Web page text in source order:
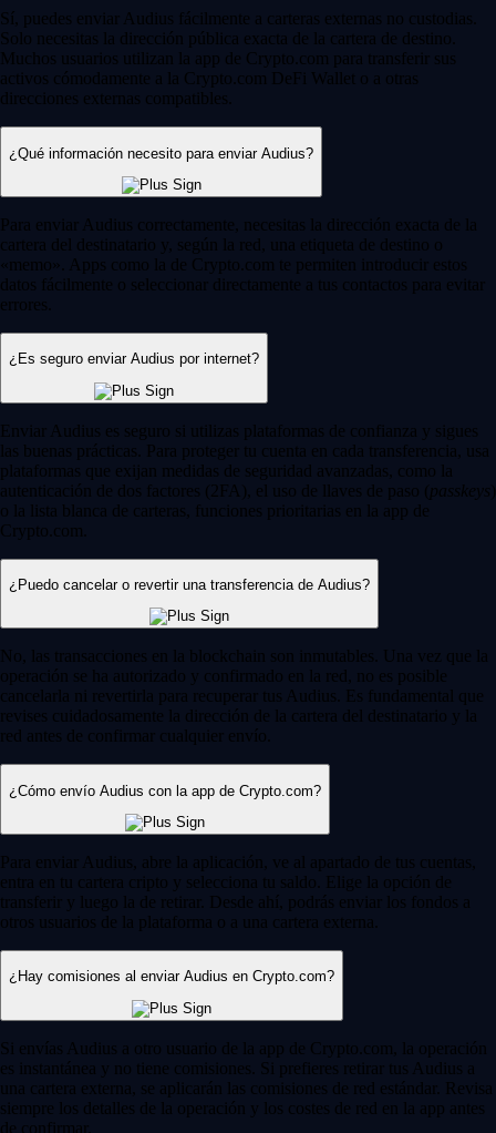
Sí, puedes enviar Audius fácilmente a carteras externas no custodias.
Solo necesitas la dirección pública exacta de la cartera de destino.
Muchos usuarios utilizan la app de Crypto.com para transferir sus
activos cómodamente a la Crypto.com DeFi Wallet o a otras
direcciones externas compatibles.
¿Qué información necesito para enviar Audius?
Para enviar Audius correctamente, necesitas la dirección exacta de la
cartera del destinatario y, según la red, una etiqueta de destino o
«memo». Apps como la de Crypto.com te permiten introducir estos
datos fácilmente o seleccionar directamente a tus contactos para evitar
errores.
¿Es seguro enviar Audius por internet?
Enviar Audius es seguro si utilizas plataformas de confianza y sigues
las buenas prácticas. Para proteger tu cuenta en cada transferencia, usa
plataformas que exijan medidas de seguridad avanzadas, como la
autenticación de dos factores (2FA), el uso de llaves de paso (passkeys )
o la lista blanca de carteras, funciones prioritarias en la app de
Crypto.com.
¿Puedo cancelar o revertir una transferencia de Audius?
No, las transacciones en la blockchain son inmutables. Una vez que la
operación se ha autorizado y confirmado en la red, no es posible
cancelarla ni revertirla para recuperar tus Audius. Es fundamental que
revises cuidadosamente la dirección de la cartera del destinatario y la
red antes de confirmar cualquier envío.
¿Cómo envío Audius con la app de Crypto.com?
Para enviar Audius, abre la aplicación, ve al apartado de tus cuentas,
entra en tu cartera cripto y selecciona tu saldo. Elige la opción de
transferir y luego la de retirar. Desde ahí, podrás enviar los fondos a
otros usuarios de la plataforma o a una cartera externa.
¿Hay comisiones al enviar Audius en Crypto.com?
Si envías Audius a otro usuario de la app de Crypto.com, la operación
es instantánea y no tiene comisiones. Si prefieres retirar tus Audius a
una cartera externa, se aplicarán las comisiones de red estándar. Revisa
siempre los detalles de la operación y los costes de red en la app antes
de confirmar.